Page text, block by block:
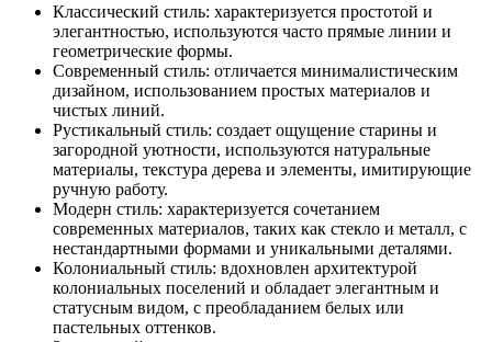
Классический стиль: характеризуется простотой и
элегантностью, используются часто прямые линии и
геометрические формы.
Современный стиль: отличается минималистическим
дизайном, использованием простых материалов и
чистых линий.
Рустикальный стиль: создает ощущение старины и
загородной уютности, используются натуральные
материалы, текстура дерева и элементы, имитирующие
ручную работу.
Модерн стиль: характеризуется сочетанием
современных материалов, таких как стекло и металл, с
нестандартными формами и уникальными деталями.
Колониальный стиль: вдохновлен архитектурой
колониальных поселений и обладает элегантным и
статусным видом, с преобладанием белых или
пастельных оттенков.